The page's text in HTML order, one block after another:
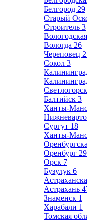
Белгород 29
Старый
Строитель 3
Вологда 26
Череповец
Сокол 3
Светлогорск
Балтийск 3
Ханты-
Сургут 18
Ханты-
Оренбург 29
Орск 7
Бузулук 6
Астрахань
Знаменск 1
Харабали 1
Томская